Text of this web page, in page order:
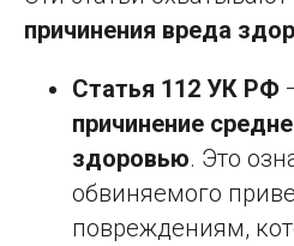
причинения вреда
Статья 112 УК РФ
причинение
здоровью. Это
обвиняемого
повреждениям,